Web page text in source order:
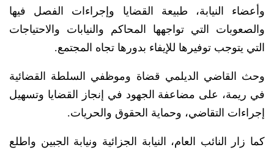
وأعضاء النيابة، طبيعة القضايا وإجراءات الفصل فيها
والصعوبات التي تواجهها المحاكم والنيابات والاحتياجات
التي يتوجب توفيرها للإيفاء بدورها تجاه المجتمع.
وحث القاضي الديلمي قضاة وموظفي السلطة القضائية
في ريمة، على مضاعفة الجهود في إنجاز القضايا وتسهيل
إجراءات التقاضي، وحماية الحقوق والحريات.
كما زار النائب العام، النيابة الجزائية ونيابة الجبين واطلع